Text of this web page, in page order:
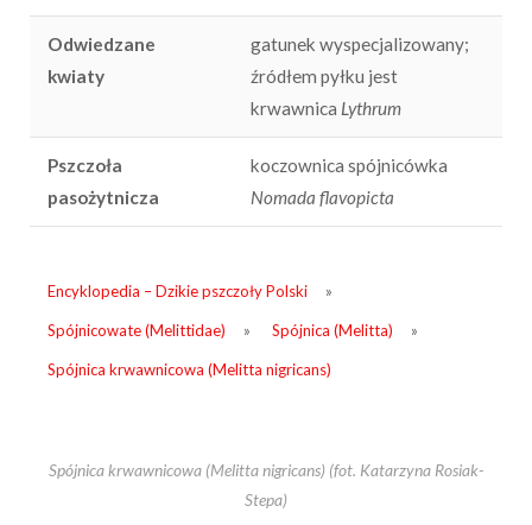
Odwiedzane
kwiaty
gatunek wyspecjalizowany;
źródłem pyłku jest
krwawnica Lythrum
Pszczoła
pasożytnicza
koczownica spójnicówka
Nomada flavopicta
Encyklopedia – Dzikie pszczoły Polski »
Spójnicowate (Melittidae) » Spójnica (Melitta) »
Spójnica krwawnicowa (Melitta nigricans)
Spójnica krwawnicowa (Melitta nigricans) (fot. Katarzyna Rosiak-
Stepa)